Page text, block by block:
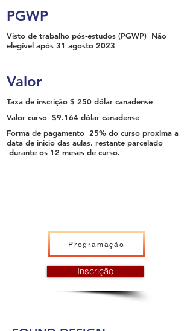
PGWP
Visto de trabalho pós-estudos (PGWP) Não
elegível após 31 agosto 2023
Valor
Taxa de inscrição $ 250 dólar canadense
Valor curso $9.164 dólar canadense
Forma de pagamento 25% do curso proxima a
data de inicio das aulas, restante parcelado
durante os 12 meses de curso.
Programação
Inscrição